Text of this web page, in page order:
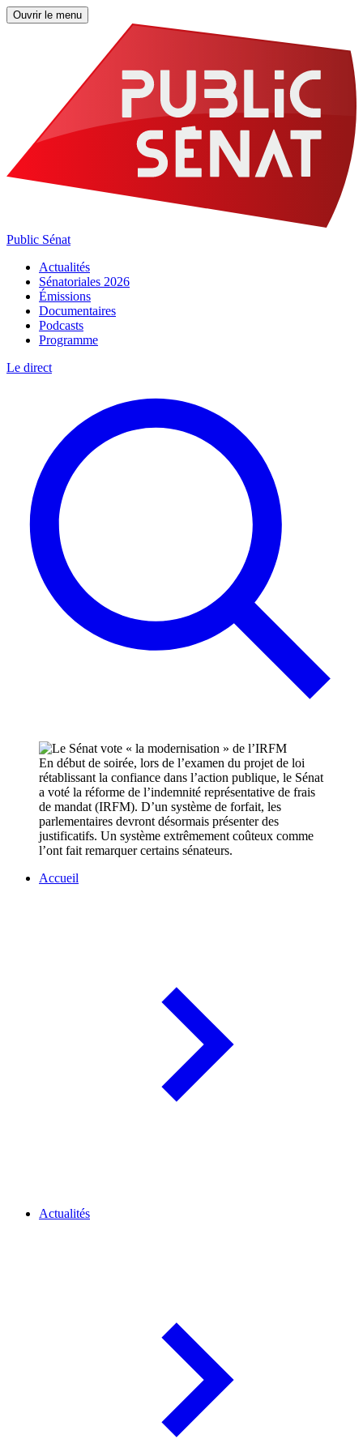
Ouvrir le menu
Public Sénat
Actualités
Sénatoriales 2026
Émissions
Documentaires
Podcasts
Programme
Le direct
En début de soirée, lors de l’examen du projet de loi
rétablissant la confiance dans l’action publique, le Sénat
a voté la réforme de l’indemnité représentative de frais
de mandat (IRFM). D’un système de forfait, les
parlementaires devront désormais présenter des
justificatifs. Un système extrêmement coûteux comme
l’ont fait remarquer certains sénateurs.
Accueil
Actualités